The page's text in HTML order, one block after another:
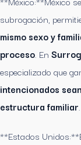
subrogación,
mismo sexo y
proceso. En
especializado que
intencionados
estructura familiar.
**Estados